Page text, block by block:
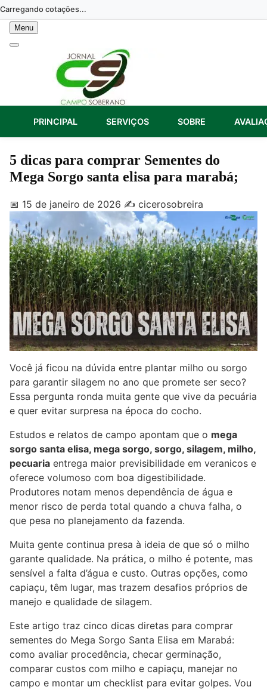
Skip
to
content
Carregando cotações...
Menu
PRINCIPAL SERVIÇOS SOBRE
5 dicas para comprar Sementes do
Mega Sorgo santa elisa para marabá;
📅 15 de janeiro de 2026 ✍️ cicerosobreira
Você já ficou na dúvida entre plantar milho ou sorgo
para garantir silagem no ano que promete ser seco?
Essa pergunta ronda muita gente que vive da pecuária
e quer evitar surpresa na época do cocho.
Estudos e relatos de campo apontam que o mega
sorgo santa elisa, mega sorgo, sorgo, silagem, milho,
pecuaria entrega maior previsibilidade em veranicos e
oferece volumoso com boa digestibilidade.
Produtores notam menos dependência de água e
menor risco de perda total quando a chuva falha, o
que pesa no planejamento da fazenda.
Muita gente continua presa à ideia de que só o milho
garante qualidade. Na prática, o milho é potente, mas
sensível a falta d’água e custo. Outras opções, como
capiaçu, têm lugar, mas trazem desafios próprios de
manejo e qualidade de silagem.
Este artigo traz cinco dicas diretas para comprar
sementes do Mega Sorgo Santa Elisa em Marabá:
como avaliar procedência, checar germinação,
comparar custos com milho e capiaçu, manejar no
campo e montar um checklist para evitar golpes. Vou